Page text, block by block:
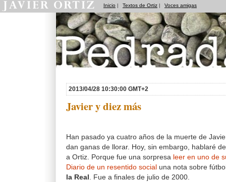
Inicio | Textos de Ortiz | Voces amigas
2013/04/28 10:30:00 GMT+2
Javier y diez más
Han pasado ya cuatro años de la muerte de
dan ganas de llorar. Hoy, sin embargo, hablaré
a Ortiz. Porque fue una sorpresa leer en uno de
Diario de un resentido social una nota sobre
la Real . Fue a finales de julio de 2000.